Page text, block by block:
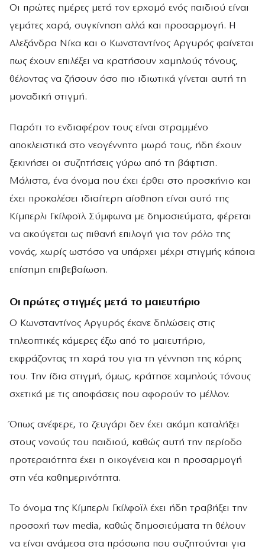
Οι πρώτες ημέρες μετά τον ερχομό ενός παιδιού είναι
γεμάτες χαρά, συγκίνηση αλλά και προσαρμογή. Η
Αλεξάνδρα Νίκα και ο Κωνσταντίνος Αργυρός φαίνεται
πως έχουν επιλέξει να κρατήσουν χαμηλούς τόνους,
θέλοντας να ζήσουν όσο πιο ιδιωτικά γίνεται αυτή τη
μοναδική στιγμή.
Παρότι το ενδιαφέρον τους είναι στραμμένο
αποκλειστικά στο νεογέννητο μωρό τους, ήδη έχουν
ξεκινήσει οι συζητήσεις γύρω από τη βάφτιση.
Μάλιστα, ένα όνομα που έχει έρθει στο προσκήνιο και
έχει προκαλέσει ιδιαίτερη αίσθηση είναι αυτό της
Κίμπερλι Γκίλφοϊλ. Σύμφωνα με δημοσιεύματα, φέρεται
να ακούγεται ως πιθανή επιλογή για τον ρόλο της
νονάς, χωρίς ωστόσο να υπάρχει μέχρι στιγμής κάποια
επίσημη επιβεβαίωση.
Οι πρώτες στιγμές μετά το μαιευτήριο
Ο Κωνσταντίνος Αργυρός έκανε δηλώσεις στις
τηλεοπτικές κάμερες έξω από το μαιευτήριο,
εκφράζοντας τη χαρά του για τη γέννηση της κόρης
του. Την ίδια στιγμή, όμως, κράτησε χαμηλούς τόνους
σχετικά με τις αποφάσεις που αφορούν το μέλλον.
Όπως ανέφερε, το ζευγάρι δεν έχει ακόμη καταλήξει
στους νονούς του παιδιού, καθώς αυτή την περίοδο
προτεραιότητα έχει η οικογένεια και η προσαρμογή
στη νέα καθημερινότητα.
Το όνομα της Κίμπερλι Γκίλφοϊλ έχει ήδη τραβήξει την
προσοχή των media, καθώς δημοσιεύματα τη θέλουν
να είναι ανάμεσα στα πρόσωπα που συζητούνται για